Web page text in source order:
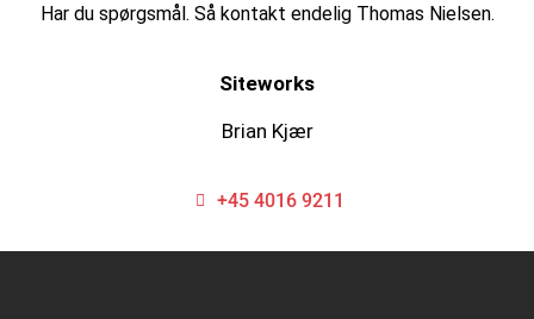
Har du spørgsmål. Så kontakt endelig Thomas Nielsen.
Siteworks
Brian Kjær
+45 4016 9211